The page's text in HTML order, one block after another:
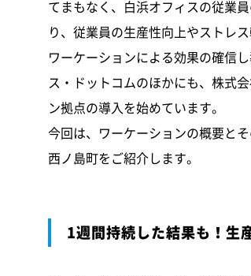
てまもなく、白浜オフィスの従業
り、従業員の生産性向上やストレ
ワーケーションによる効果の確信
ス・ドットコムのほかにも、株式
ン拠点の導入を始めています。
今回は、ワーケーションの概要と
西ノ島町をご紹介します。
1週間持続した結果も！生